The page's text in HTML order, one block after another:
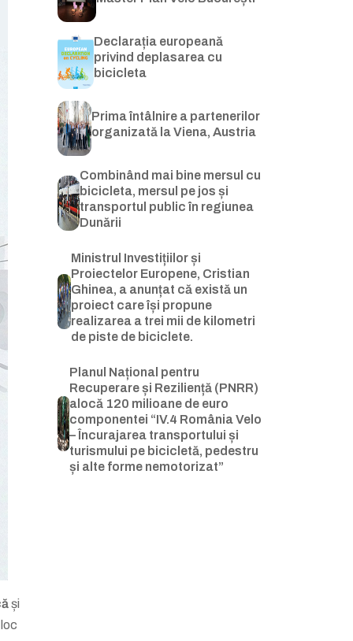
și
Declarația europeană
privind deplasarea cu
bicicleta
Prima întâlnire a partenerilor
organizată la Viena, Austria
Combinând mai bine mersul cu
bicicleta, mersul pe jos și
transportul public în regiunea
Dunării
Ministrul Investițiilor și
Proiectelor Europene, Cristian
Ghinea, a anunțat că există un
proiect care își propune
realizarea a trei mii de kilometri
de piste de biciclete.
Planul Național pentru
Recuperare și Reziliență (PNRR)
alocă 120 milioane de euro
componentei “IV.4 România Velo
– Încurajarea transportului și
turismului pe bicicletă, pedestru
și alte forme nemotorizat”